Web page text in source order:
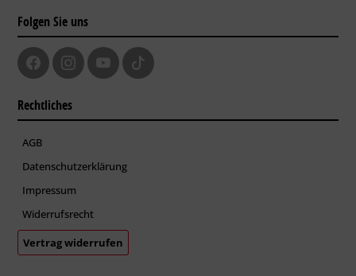
Folgen Sie uns
Rechtliches
AGB
Datenschutzerklärung
Impressum
Widerrufsrecht
Vertrag widerrufen